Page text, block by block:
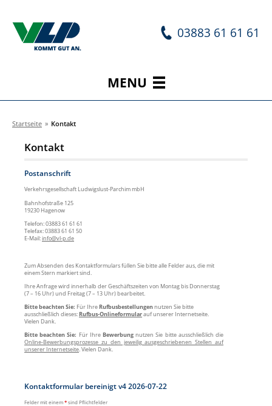
03883 61 61 61
MENU
Startseite » Kontakt
Kontakt
Postanschrift
Verkehrsgesellschaft Ludwigslust-Parchim mbH
Bahnhofstraße 125
19230 Hagenow
Telefon: 03883 61 61 61
Telefax: 03883 61 61 50
E-Mail:info@vl-p.de
Zum Absenden des Kontaktformulars füllen Sie bitte alle Felder aus, die mit
einem Stern markiert sind.
Ihre Anfrage wird innerhalb der Geschäftszeiten von Montag bis Donnerstag
(7 – 16 Uhr) und Freitag (7 – 13 Uhr) bearbeitet.
Bitte beachten Sie: Für IhreRufbusbestellungennutzen Sie bitte
ausschließlich dieses:Rufbus-Onlineformularauf unserer Internetseite.
Vielen Dank.
Bitte beachten Sie: Für IhreBewerbung nutzen Sie bitte ausschließlich die
Online-Bewerbungsprozesse zu den jeweilig ausgeschriebenen Stellen auf
unserer Internetseite. Vielen Dank.
Kontaktformular bereinigt v4 2026-07-22
Felder mit einem * sind Pflichtfelder